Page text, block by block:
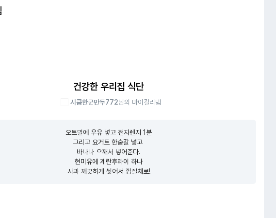
건강한 우리집 식단
시큼한군만두772님의 마이컬리템
오트밀에 우유 넣고 전자렌지 1분
그리고 요거트 한숟갈 넣고
바나나 으깨서 넣어준다.
현미유에 계란후라이 하나
사과 깨끗하게 씻어서 껍질채로!